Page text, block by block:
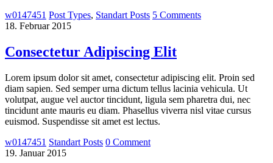
w0147451 Post Types, Standart Posts 5 Comments
18. Februar 2015
Consectetur Adipiscing Elit
Lorem ipsum dolor sit amet, consectetur adipiscing elit. Proin sed
diam sapien. Sed semper urna dictum tellus lacinia vehicula. Ut
volutpat, augue vel auctor tincidunt, ligula sem pharetra dui, nec
tincidunt ante mauris eu diam. Phasellus viverra nisl vitae cursus
euismod. Suspendisse sit amet est lectus.
w0147451 Standart Posts 0 Comment
19. Januar 2015